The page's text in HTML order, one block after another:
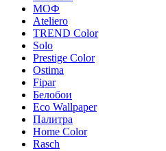
МОФ
Ateliero
TREND Color
Solo
Prestige Color
Ostima
Fipar
Белобои
Eco Wallpaper
Палитра
Home Color
Rasch